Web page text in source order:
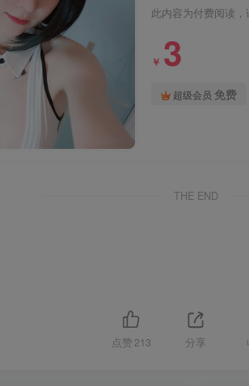
此内容为付费阅读
￥ 3
超级会员 免费
THE END
点赞 213 分享